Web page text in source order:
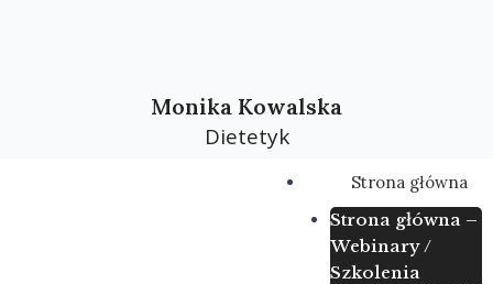
Monika Kowalska
Dietetyk
Strona główna
Strona główna –
Webinary /
Szkolenia
Menu